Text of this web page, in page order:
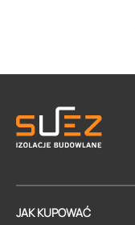
JAK KUPOWAĆ